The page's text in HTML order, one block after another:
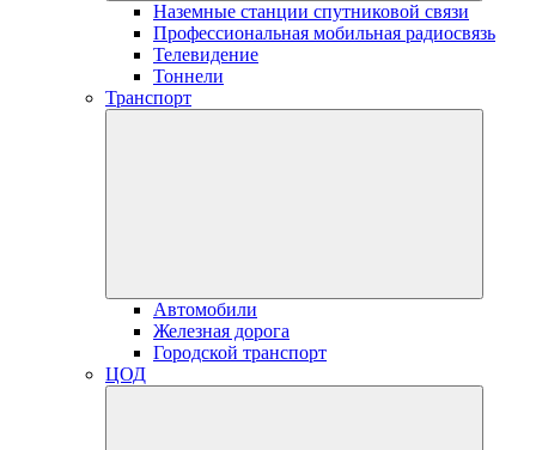
Наземные станции спутниковой связи
Профессиональная мобильная радиосвязь
Телевидение
Тоннели
Транспорт
Автомобили
Железная дорога
Городской транспорт
ЦОД